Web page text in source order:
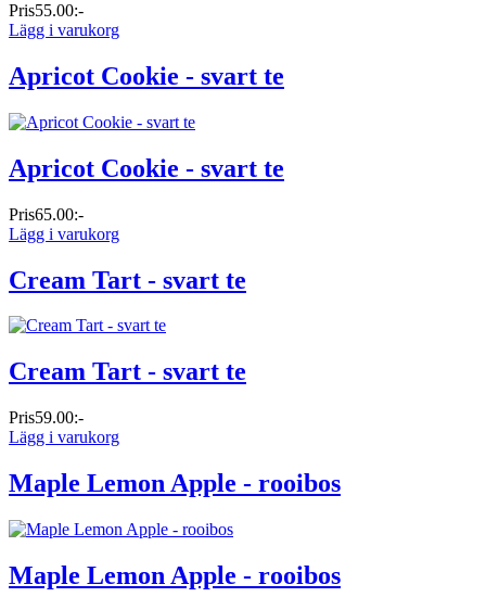
Pris55.00:-
Lägg i varukorg
Apricot Cookie - svart te
Apricot Cookie - svart te
Pris65.00:-
Lägg i varukorg
Cream Tart - svart te
Cream Tart - svart te
Pris59.00:-
Lägg i varukorg
Maple Lemon Apple - rooibos
Maple Lemon Apple - rooibos